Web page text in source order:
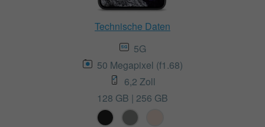
Technische Daten
5G
50 Megapixel (f1.68)
6,2 Zoll
128 GB | 256 GB